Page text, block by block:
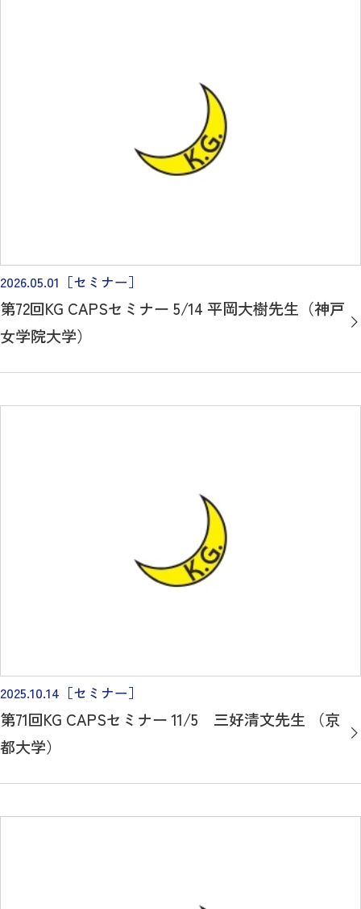
2026.05.01 ［セミナー］
第72回KG CAPSセミナー 5/14 平岡大樹先生（神戸
女学院大学）
2025.10.14 ［セミナー］
第71回KG CAPSセミナー 11/5 三好清文先生 （京
都大学）